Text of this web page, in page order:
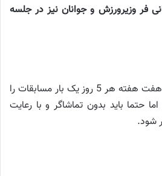
وزیرورزش و جوانان نیز در جلسه
می توان تقریبا در شش یا هفت هفته هر 5 روز یک بار مسابقات را
حتما باید بدون تماشاگر و با رعایت
شود.